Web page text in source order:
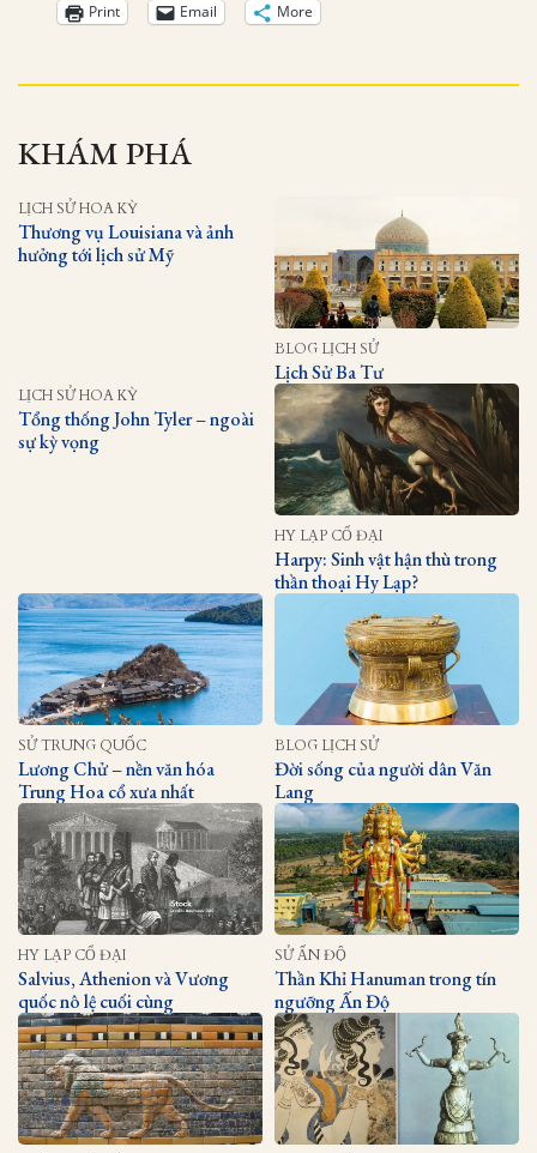
Print Email More
KHÁM PHÁ
LỊCH SỬ HOA KỲ
Thương vụ Louisiana và ảnh
hưởng tới lịch sử Mỹ
BLOG LỊCH SỬ
Lịch Sử Ba Tư
LỊCH SỬ HOA KỲ
Tổng thống John Tyler – ngoài
sự kỳ vọng
HY LẠP CỔ ĐẠI
Harpy: Sinh vật hận thù trong
thần thoại Hy Lạp?
SỬ TRUNG QUỐC
Lương Chử – nền văn hóa
Trung Hoa cổ xưa nhất
BLOG LỊCH SỬ
Đời sống của người dân Văn
Lang
HY LẠP CỔ ĐẠI
Salvius, Athenion và Vương
quốc nô lệ cuối cùng
SỬ ẤN ĐỘ
Thần Khỉ Hanuman trong tín
ngưỡng Ấn Độ